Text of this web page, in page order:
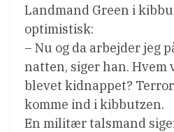
Landmand Green i
optimistisk:
– Nu og da arbejder jeg
natten, siger han. Hvem
blevet kidnappet?
komme ind i kibbutzen.
En militær talsmand